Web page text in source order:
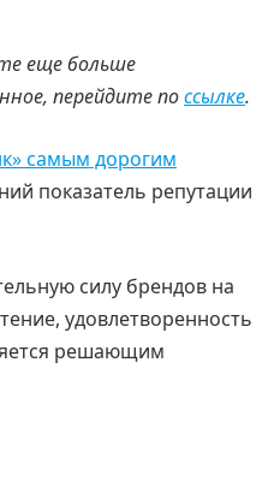
еще больше
перейдите поссылке.
самым дорогим
показатель репутации
силу брендов на
удовлетворенность
решающим